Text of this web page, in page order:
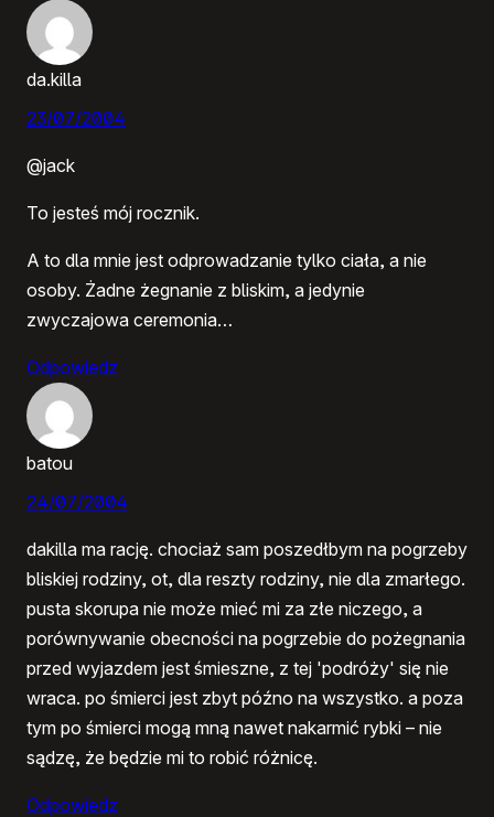
da.killa
23/07/2004
@jack
To jesteś mój rocznik.
A to dla mnie jest odprowadzanie tylko ciała, a nie
osoby. Żadne żegnanie z bliskim, a jedynie
zwyczajowa ceremonia…
Odpowiedz
batou
24/07/2004
dakilla ma rację. chociaż sam poszedłbym na pogrzeby
bliskiej rodziny, ot, dla reszty rodziny, nie dla zmarłego.
pusta skorupa nie może mieć mi za złe niczego, a
porównywanie obecności na pogrzebie do pożegnania
przed wyjazdem jest śmieszne, z tej 'podróży' się nie
wraca. po śmierci jest zbyt późno na wszystko. a poza
tym po śmierci mogą mną nawet nakarmić rybki – nie
sądzę, że będzie mi to robić różnicę.
Odpowiedz